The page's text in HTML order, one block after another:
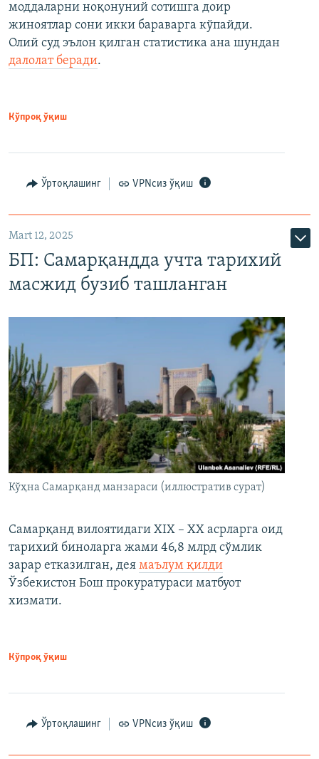
моддаларни ноқонуний сотишга доир
жиноятлар сони икки бараварга кўпайди.
Олий суд эълон қилган статистика ана шундан
далолат беради.
Кўпроқ ўқиш
Ўртоқлашинг VPNсиз ўқиш
Mart 12, 2025
БП: Самарқандда учта тарихий
масжид бузиб ташланган
Кўҳна Самарқанд манзараси (иллюстратив сурат)
Самарқанд вилоятидаги XIX – XX асрларга оид
тарихий биноларга жами 46,8 млрд сўмлик
зарар етказилган, дея маълум қилди
Ўзбекистон Бош прокуратураси матбуот
хизмати.
Кўпроқ ўқиш
Ўртоқлашинг VPNсиз ўқиш